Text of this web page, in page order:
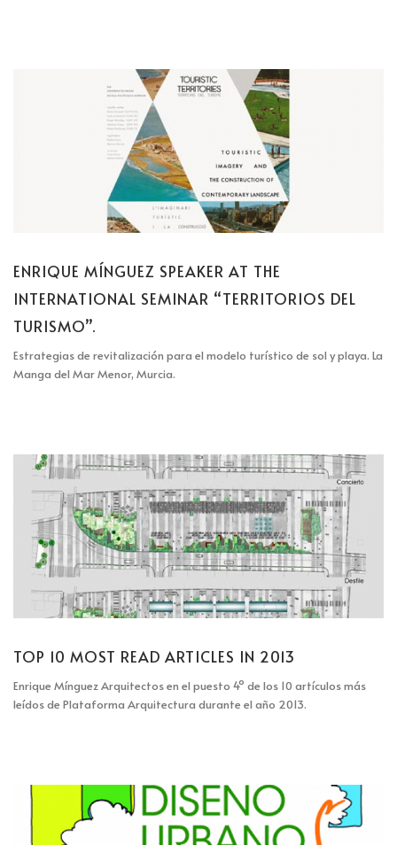
ENRIQUE MÍNGUEZ SPEAKER AT THE
INTERNATIONAL SEMINAR “TERRITORIOS DEL
TURISMO”.
Estrategias de revitalización para el modelo turístico de sol y playa. La
Manga del Mar Menor, Murcia.
TOP 10 MOST READ ARTICLES IN 2013
Enrique Mínguez Arquitectos en el puesto 4º de los 10 artículos más
leídos de Plataforma Arquitectura durante el año 2013.